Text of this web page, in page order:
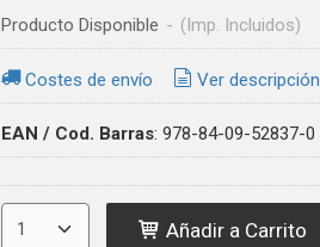
Producto Disponible - (Imp. Incluidos)
Costes de envío Ver descripción
EAN / Cod. Barras: 978-84-09-52837-0
Añadir a Carrito